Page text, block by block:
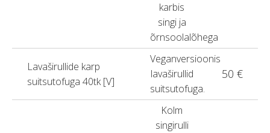
karbis
singi ja
õrnsoolalõhega
Lavaširullide karp
suitsutofuga 40tk [V]
Veganversioonis
lavaširullid
suitsutofuga.
50 €
Kolm
singirulli